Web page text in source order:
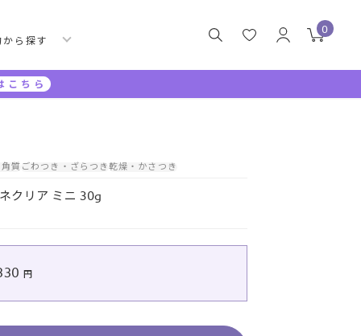
ら探す
0
こちら
質ごわつき・ざらつき乾燥・かさつき
クリア ミニ 30g